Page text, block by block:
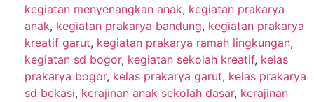
kegiatan menyenangkan anak, kegiatan prakarya
anak, kegiatan prakarya bandung, kegiatan prakarya
kreatif garut, kegiatan prakarya ramah lingkungan,
kegiatan sd bogor, kegiatan sekolah kreatif, kelas
prakarya bogor, kelas prakarya garut, kelas prakarya
sd bekasi, kerajinan anak sekolah dasar, kerajinan